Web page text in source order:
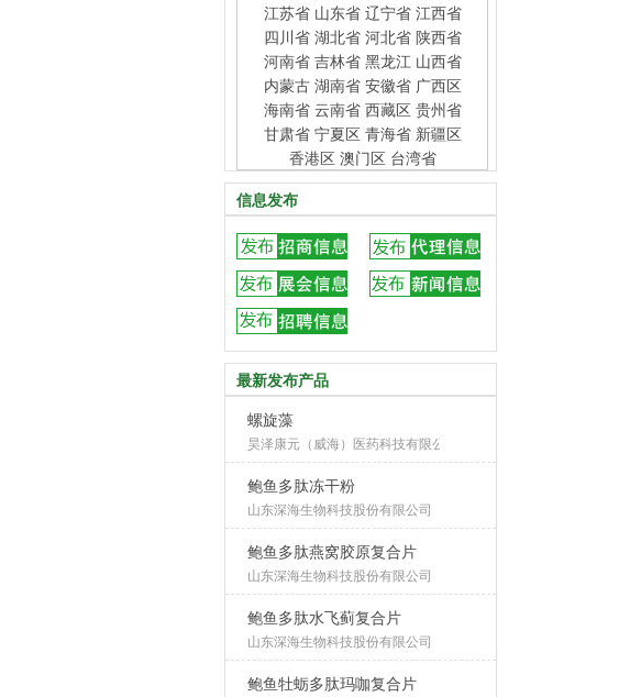
江苏省 山东省 辽宁省 江西省
四川省 湖北省 河北省 陕西省
河南省 吉林省 黑龙江 山西省
内蒙古 湖南省 安徽省 广西区
海南省 云南省 西藏区 贵州省
甘肃省 宁夏区 青海省 新疆区
香港区 澳门区 台湾省
信息发布
最新发布产品
螺旋藻
昊泽康元（威海）医药科技有限公司
鲍鱼多肽冻干粉
山东深海生物科技股份有限公司
鲍鱼多肽燕窝胶原复合片
山东深海生物科技股份有限公司
鲍鱼多肽水飞蓟复合片
山东深海生物科技股份有限公司
鲍鱼牡蛎多肽玛咖复合片